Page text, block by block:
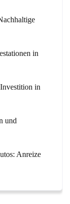
in
in
und
Anreize